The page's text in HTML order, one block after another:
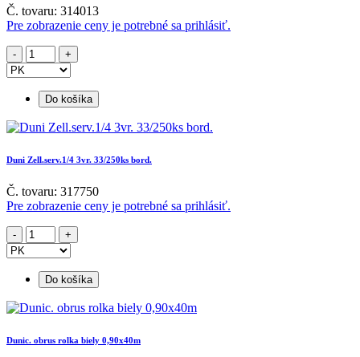
Č. tovaru: 314013
Pre zobrazenie ceny je potrebné sa prihlásiť.
Do košíka
Duni Zell.serv.1/4 3vr. 33/250ks bord.
Č. tovaru: 317750
Pre zobrazenie ceny je potrebné sa prihlásiť.
Do košíka
Dunic. obrus rolka biely 0,90x40m